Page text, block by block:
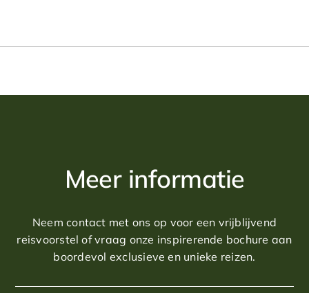
Daarnaast biedt Argentinië een ongekend groot
Dag 1: Amsterdam - Buenos Aires
Dag 2: Buenos Aires
contact en volgt aansluitend de privé-transfer naar het
hotel van uw keuze voor een verblijf van 3 nachten in
deze bruisende stad.
Dag 3: Buenos Aires
Meer informatie
Neem contact met ons op voor een vrijblijvend
reisvoorstel of vraag onze inspirerende bochure aan
boordevol exclusieve en unieke reizen.